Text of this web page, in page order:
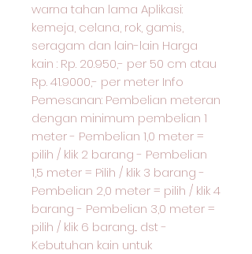
warna tahan lama Aplikasi:
kemeja, celana, rok, gamis,
seragam dan lain-lain Harga
kain : Rp. 20.950,- per 50 cm atau
Rp. 41.9000,- per meter Info
Pemesanan: Pembelian meteran
dengan minimum pembelian 1
meter - Pembelian 1,0 meter =
pilih / klik 2 barang - Pembelian
1,5 meter = Pilih / klik 3 barang -
Pembelian 2,0 meter = pilih / klik 4
barang - Pembelian 3,0 meter =
pilih / klik 6 barang... dst -
Kebutuhan kain untuk